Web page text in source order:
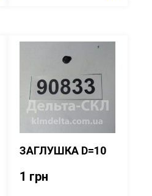
ЗАГЛУШКА D=10
1 грн